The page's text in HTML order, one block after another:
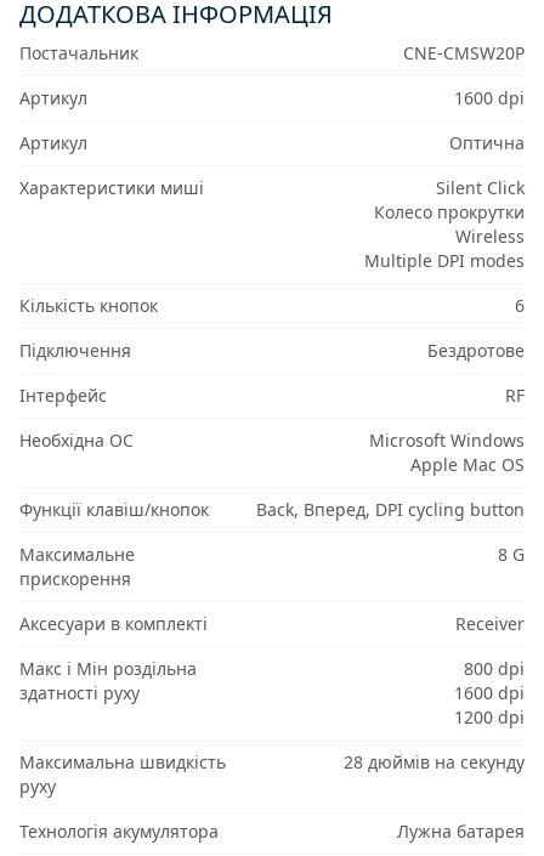
ДОДАТКОВА ІНФОРМАЦІЯ
Постачальник
CNE-CMSW20P
Артикул
1600 dpi
Артикул
Оптична
Характеристики миші
Silent Click
Колесо прокрутки
Wireless
Multiple DPI modes
Кількість кнопок
6
Підключення
Бездротове
Інтерфейс
RF
Необхідна ОС
Microsoft Windows
Apple Mac OS
Функції клавіш/кнопок
Back, Вперед, DPI cycling button
Максимальне
прискорення
8 G
Аксесуари в комплекті
Receiver
Макс і Мін роздільна
здатності руху
800 dpi
1600 dpi
1200 dpi
Максимальна швидкість
руху
28 дюймів на секунду
Технологія акумулятора
Лужна батарея